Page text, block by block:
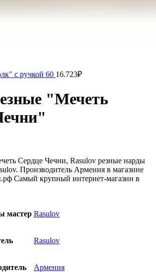
с ручкой 60 16.723₽
"Мечеть
Сердце Чечни, Rasulov резные нарды
Производитель Армения в магазине
Самый крупный интернет-магазин в
мастер Rasulov
Rasulov
Армения